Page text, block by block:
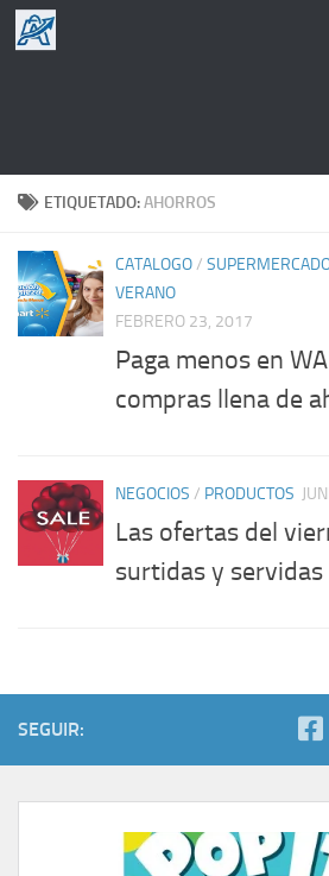
Saltar al contenido
ETIQUETADO:AHORROS
CATALOGO/
VERANO
FEBRERO 23, 2017
Paga menos en
compras llena de
NEGOCIOS / PRODUCTOS
Las ofertas del
surtidas y
SEGUIR: